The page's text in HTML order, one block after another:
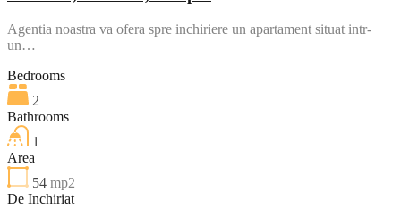
Agentia noastra va ofera spre inchiriere un apartament situat intr-
un…
Bedrooms
2
Bathrooms
1
Area
54 mp2
De Inchiriat